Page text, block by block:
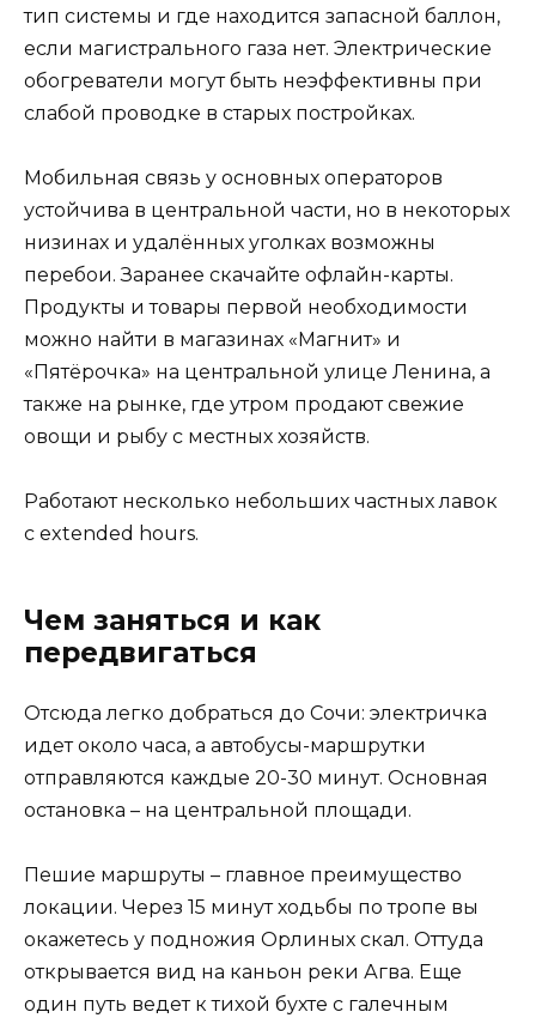
тип системы и где находится запасной баллон,
если магистрального газа нет. Электрические
обогреватели могут быть неэффективны при
слабой проводке в старых постройках.
Мобильная связь у основных операторов
устойчива в центральной части, но в некоторых
низинах и удалённых уголках возможны
перебои. Заранее скачайте офлайн-карты.
Продукты и товары первой необходимости
можно найти в магазинах «Магнит» и
«Пятёрочка» на центральной улице Ленина, а
также на рынке, где утром продают свежие
овощи и рыбу с местных хозяйств.
Работают несколько небольших частных лавок
с extended hours.
Чем заняться и как
передвигаться
Отсюда легко добраться до Сочи: электричка
идет около часа, а автобусы-маршрутки
отправляются каждые 20-30 минут. Основная
остановка – на центральной площади.
Пешие маршруты – главное преимущество
локации. Через 15 минут ходьбы по тропе вы
окажетесь у подножия Орлиных скал. Оттуда
открывается вид на каньон реки Агва. Еще
один путь ведет к тихой бухте с галечным